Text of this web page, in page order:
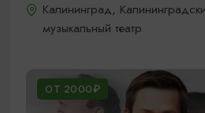
Калининград,
музыкальный театр
ОТ 2000₽